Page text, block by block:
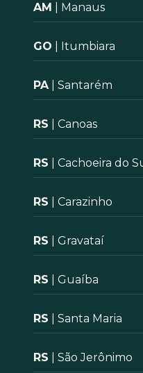
AM | Manaus
GO | Itumbiara
PA| Santarém
RS | Canoas
RS | Cachoeira do
RS | Carazinho
RS | Gravataí
RS | Guaíba
RS | Santa Maria
RS | São Jerônimo